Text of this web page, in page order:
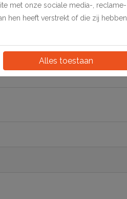
met onze sociale media-, reclame-
hen heeft verstrekt of die zij hebben
Alles toestaan